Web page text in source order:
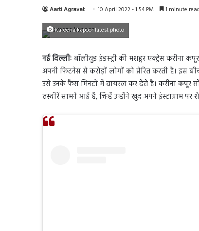
Aarti Agravat 10 April 2022 - 1:54 PM 1 minute read
Kareena kapoor latest photo
नई दिल्लीः बॉलीवुड इंडस्ट्री की मशहूर एक्ट्रेस करीना
अपनी फिटनेस से करोड़ों लोगों को प्रेरित करती हैं। इस
उसे उनके फैंस मिनटों में वायरल कर देते हैं। करीना कपूर
तस्वीरें सामने आई हैं, जिन्हें उन्होंने खुद अपने इंस्टाग्राम पर